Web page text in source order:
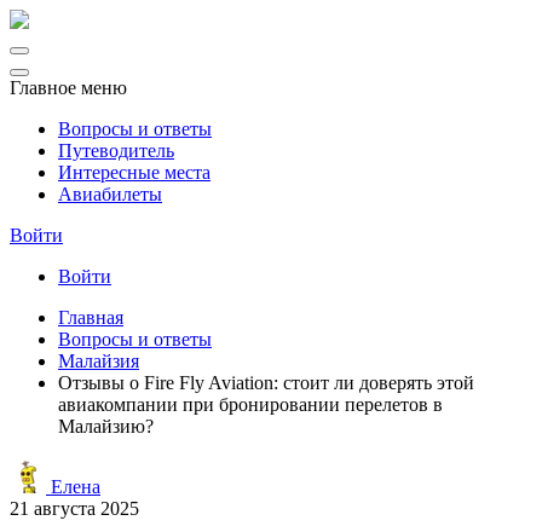
Главное меню
Вопросы и ответы
Путеводитель
Интересные места
Авиабилеты
Войти
Войти
Главная
Вопросы и ответы
Малайзия
Отзывы о Fire Fly Aviation: стоит ли доверять этой
авиакомпании при бронировании перелетов в
Малайзию?
Елена
21 августа 2025